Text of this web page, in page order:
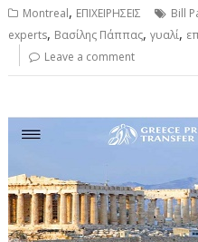
Montreal, ΕΠΙΧΕΙΡΗΣΕΙΣ Bill
experts, Βασίλης Πάππας,γυαλί,
Leave a comment